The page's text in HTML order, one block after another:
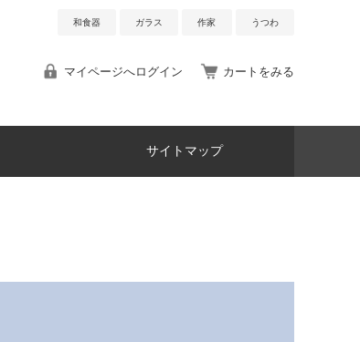
和食器 ガラス 作家 うつわ
マイページへログイン カートをみる
サイトマップ